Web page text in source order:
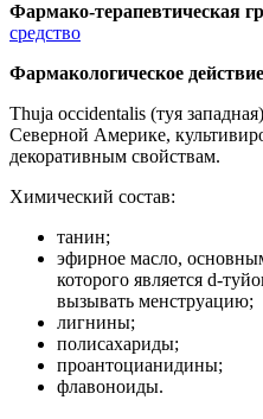
Фармако-терапевтическая
средство
Фармакологическое действие
Thuja occidentalis (туя
Северной Америке,
декоративным свойствам.
Химический состав:
танин;
эфирное масло,
которого является d-
вызывать менструацию;
лигнины;
полисахариды;
проантоцианидины;
флавоноиды.